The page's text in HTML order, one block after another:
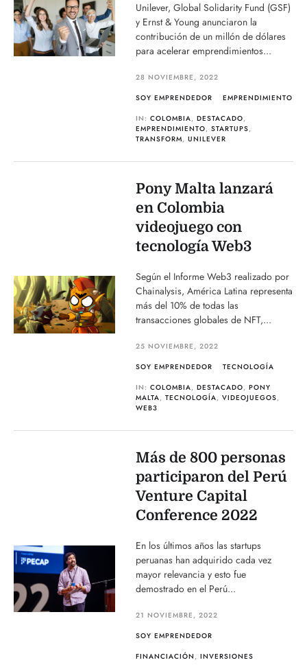
Unilever, Global Solidarity Fund (GSF)
y Ernst & Young anunciaron la
contribución de un millón de dólares
para acelerar emprendimientos...
28 NOVIEMBRE, 2022
SOY EMPRENDEDOR
EMPRENDIMIENTO
IN:COLOMBIA,DESTACADO,
EMPRENDIMIENTO,STARTUPS,
TRANSFORM,UNILEVER
Pony Malta lanzará
en Colombia
videojuego con
tecnología Web3
Según el Informe Web3 realizado por
Chainalysis, América Latina representa
más del 10% de todas las
transacciones globales de NFT,...
25 NOVIEMBRE, 2022
SOY EMPRENDEDOR
TECNOLOGÍA
IN:COLOMBIA,DESTACADO,PONY
MALTA,TECNOLOGÍA,VIDEOJUEGOS,
WEB3
Más de 800 personas
participaron del Perú
Venture Capital
Conference 2022
En los últimos años las startups
peruanas han adquirido cada vez
mayor relevancia y esto fue
demostrado en el Perú...
21 NOVIEMBRE, 2022
SOY EMPRENDEDOR
FINANCIACIÓN ,INVERSIONES